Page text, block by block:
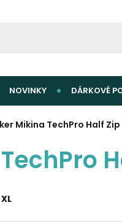
NOVINKY DÁRKOVÉ
Mikina TechPro Half Zip